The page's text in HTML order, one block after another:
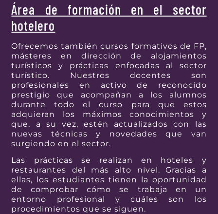
Área de formación en el sector
hotelero
Ofrecemos también cursos formativos de FP,
másteres en dirección de alojamientos
turísticos y prácticas enfocadas al sector
turístico. Nuestros docentes son
profesionales en activo de reconocido
prestigio que acompañan a los alumnos
durante todo el curso para que estos
adquieran los máximos conocimientos y
que, a su vez, estén actualizados con las
nuevas técnicas y novedades que van
surgiendo en el sector.
Las prácticas se realizan en hoteles y
restaurantes del más alto nivel. Gracias a
ellas, los estudiantes tienen la oportunidad
de comprobar cómo se trabaja en un
entorno profesional y cuáles son los
procedimientos que se siguen.